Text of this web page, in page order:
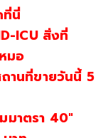
ที่นี่
ICU สิ่งที่
มอ
านที่ขายวันนี้ 5
มาตรา 40"